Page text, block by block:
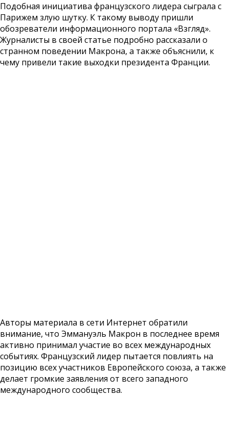
Подобная инициатива французского лидера сыграла с
Парижем злую шутку. К такому выводу пришли
обозреватели информационного портала «Взгляд».
Журналисты в своей статье подробно рассказали о
странном поведении Макрона, а также объяснили, к
чему привели такие выходки президента Франции.
Авторы материала в сети Интернет обратили
внимание, что Эммануэль Макрон в последнее время
активно принимал участие во всех международных
событиях. Французский лидер пытается повлиять на
позицию всех участников Европейского союза, а также
делает громкие заявления от всего западного
международного сообщества.